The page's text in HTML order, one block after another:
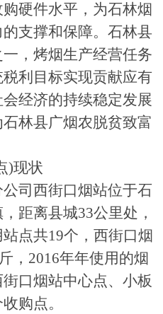
硬件水平，为石林烟
支撑和保障。石林县
，烤烟生产经营任务
利目标实现贡献应有
经济的持续稳定发展
林县广烟农脱贫致富
)现状
司西街口烟站位于石
距离县城33公里处，
点共19个，西街口烟
，2016年年使用的烟
口烟站中心点、小板
购点。